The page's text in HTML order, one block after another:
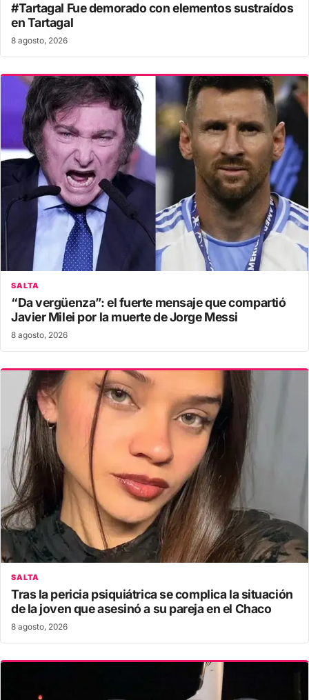
#Tartagal Fue demorado con elementos sustraídos
en Tartagal
8 agosto, 2026
SALTA
“Da vergüenza”: el fuerte mensaje que compartió
Javier Milei por la muerte de Jorge Messi
8 agosto, 2026
SALTA
Tras la pericia psiquiátrica se complica la situación
de la joven que asesinó a su pareja en el Chaco
8 agosto, 2026